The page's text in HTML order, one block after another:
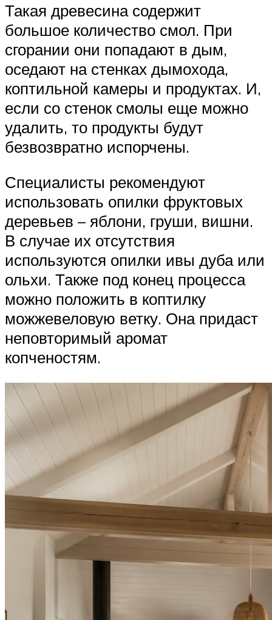
Такая древесина содержит
большое количество смол. При
сгорании они попадают в дым,
оседают на стенках дымохода,
коптильной камеры и продуктах. И,
если со стенок смолы еще можно
удалить, то продукты будут
безвозвратно испорчены.
Специалисты рекомендуют
использовать опилки фруктовых
деревьев – яблони, груши, вишни.
В случае их отсутствия
используются опилки ивы дуба или
ольхи. Также под конец процесса
можно положить в коптилку
можжевеловую ветку. Она придаст
неповторимый аромат
копченостям.